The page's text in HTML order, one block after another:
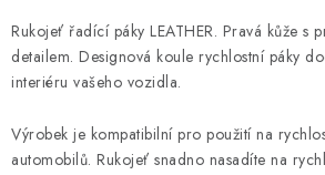
O nás Doprava Značky Kontakty
Zásady zpracování osobních údajů
Rukojeť řadící páky LEATHER. Pravá kůže s
detailem. Designová koule rychlostní páky
interiéru vašeho vozidla.
Výrobek je kompatibilní pro použití na
automobilů. Rukojeť snadno nasadíte na